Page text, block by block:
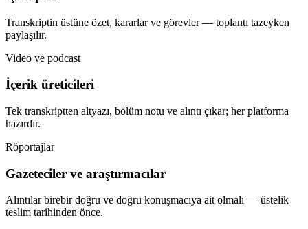
Transkriptin üstüne özet, kararlar ve görevler — toplantı tazeyken
paylaşılır.
Video ve podcast
İçerik üreticileri
Tek transkriptten altyazı, bölüm notu ve alıntı çıkar; her platforma
hazırdır.
Röportajlar
Gazeteciler ve araştırmacılar
Alıntılar birebir doğru ve doğru konuşmacıya ait olmalı — üstelik
teslim tarihinden önce.